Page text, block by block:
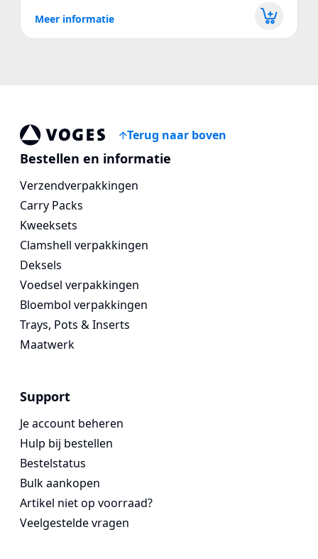
Meer informatie
Voges Online Store
Terug naar boven
Bestellen en informatie
Verzendverpakkingen
Carry Packs
Kweeksets
Clamshell verpakkingen
Deksels
Voedsel verpakkingen
Bloembol verpakkingen
Trays, Pots & Inserts
Maatwerk
Support
Je account beheren
Hulp bij bestellen
Bestelstatus
Bulk aankopen
Artikel niet op voorraad?
Veelgestelde vragen